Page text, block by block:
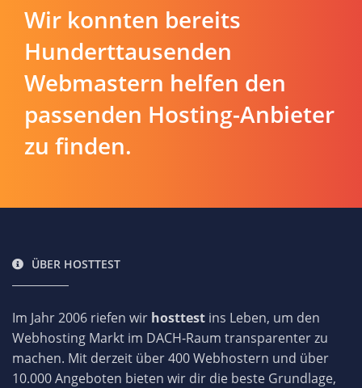
Wir konnten bereits
Hunderttausenden
Webmastern helfen den
passenden Hosting-Anbieter
zu finden.
ÜBER HOSTTEST
Im Jahr 2006 riefen wir hosttest ins Leben, um den
Webhosting Markt im DACH-Raum transparenter zu
machen. Mit derzeit über 400 Webhostern und über
10.000 Angeboten bieten wir dir die beste Grundlage,